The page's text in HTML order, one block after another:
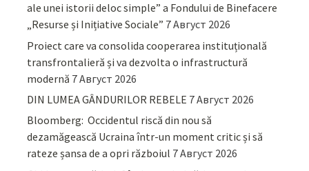
ale unei istorii deloc simple” a Fondului de Binefacere
„Resurse și Inițiative Sociale” 7 Август 2026
Proiect care va consolida cooperarea instituțională
transfrontalieră și va dezvolta o infrastructură
modernă 7 Август 2026
DIN LUMEA GÂNDURILOR REBELE 7 Август 2026
Bloomberg: Occidentul riscă din nou să
dezamăgească Ucraina într-un moment critic și să
rateze șansa de a opri războiul 7 Август 2026